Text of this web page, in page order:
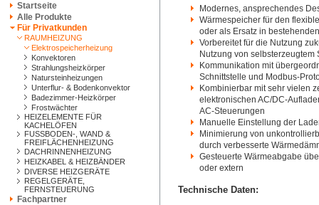
Startseite
Alle Produkte
Für Privatkunden
RAUMHEIZUNG
Elektrospeicherheizung
Konvektoren
Strahlungsheizkörper
Natursteinheizungen
Unterflur- & Bodenkonvektor
Badezimmer-Heizkörper
Frostwächter
HEIZELEMENTE FÜR
KACHELÖFEN
FUSSBODEN-, WAND &
FREIFLÄCHENHEIZUNG
DACHRINNENHEIZUNG
HEIZKABEL & HEIZBÄNDER
DIVERSE HEIZGERÄTE
REGELGERÄTE,
FERNSTEUERUNG
Fachpartner
Modernes, ansprechendes
Wärmespeicher für den
oder als Ersatz in
Vorbereitet für die Nutzung
Nutzung von
Kommunikation mit
Schnittstelle und Modbus-
Kombinierbar mit sehr vielen
elektronischen AC/DC-
AC-Steuerungen
Manuelle Einstellung der
Minimierung von
durch verbesserte
Gesteuerte Wärmeabgabe
oder extern
Technische Daten: